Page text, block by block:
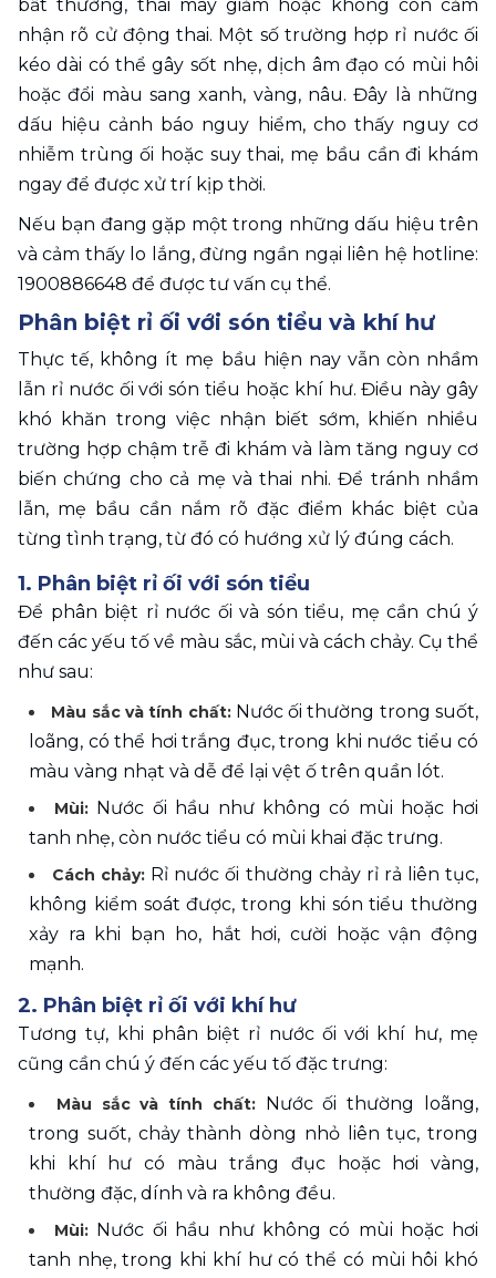
bất thường, thai máy giảm hoặc không còn cảm
nhận rõ cử động thai. Một số trường hợp rỉ nước ối
kéo dài có thể gây sốt nhẹ, dịch âm đạo có mùi hôi
hoặc đổi màu sang xanh, vàng, nâu. Đây là những
dấu hiệu cảnh báo nguy hiểm, cho thấy nguy cơ
nhiễm trùng ối hoặc suy thai, mẹ bầu cần đi khám
ngay để được xử trí kịp thời.
Nếu bạn đang gặp một trong những dấu hiệu trên
và cảm thấy lo lắng, đừng ngần ngại liên hệ hotline:
1900886648 để được tư vấn cụ thể.
Phân biệt rỉ ối với són tiểu và khí hư
Thực tế, không ít mẹ bầu hiện nay vẫn còn nhầm
lẫn rỉ nước ối với són tiểu hoặc khí hư. Điều này gây
khó khăn trong việc nhận biết sớm, khiến nhiều
trường hợp chậm trễ đi khám và làm tăng nguy cơ
biến chứng cho cả mẹ và thai nhi. Để tránh nhầm
lẫn, mẹ bầu cần nắm rõ đặc điểm khác biệt của
từng tình trạng, từ đó có hướng xử lý đúng cách.
1. Phân biệt rỉ ối với són tiểu
Để phân biệt rỉ nước ối và són tiểu, mẹ cần chú ý
đến các yếu tố về màu sắc, mùi và cách chảy. Cụ thể
như sau:
Màu sắc và tính chất: Nước ối thường trong suốt,
loãng, có thể hơi trắng đục, trong khi nước tiểu có
màu vàng nhạt và dễ để lại vệt ố trên quần lót.
Mùi: Nước ối hầu như không có mùi hoặc hơi
tanh nhẹ, còn nước tiểu có mùi khai đặc trưng.
Cách chảy: Rỉ nước ối thường chảy rỉ rả liên tục,
không kiểm soát được, trong khi són tiểu thường
xảy ra khi bạn ho, hắt hơi, cười hoặc vận động
mạnh.
2. Phân biệt rỉ ối với khí hư
Tương tự, khi phân biệt rỉ nước ối với khí hư, mẹ
cũng cần chú ý đến các yếu tố đặc trưng:
Màu sắc và tính chất: Nước ối thường loãng,
trong suốt, chảy thành dòng nhỏ liên tục, trong
khi khí hư có màu trắng đục hoặc hơi vàng,
thường đặc, dính và ra không đều.
Mùi: Nước ối hầu như không có mùi hoặc hơi
tanh nhẹ, trong khi khí hư có thể có mùi hôi khó